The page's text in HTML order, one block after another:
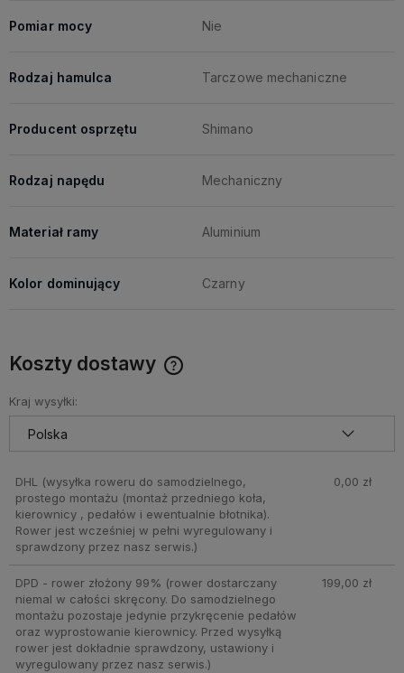
Pomiar mocy Nie
Rodzaj hamulca Tarczowe mechaniczne
Producent osprzętu Shimano
Rodzaj napędu Mechaniczny
Materiał ramy Aluminium
Kolor dominujący Czarny
Koszty dostawy
Kraj wysyłki:
DHL (wysyłka roweru do samodzielnego,
prostego montażu (montaż przedniego koła,
kierownicy , pedałów i ewentualnie błotnika).
Rower jest wcześniej w pełni wyregulowany i
sprawdzony przez nasz serwis.)
0,00 zł
DPD - rower złożony 99% (rower dostarczany
niemal w całości skręcony. Do samodzielnego
montażu pozostaje jedynie przykręcenie pedałów
oraz wyprostowanie kierownicy. Przed wysyłką
rower jest dokładnie sprawdzony, ustawiony i
wyregulowany przez nasz serwis.)
199,00 zł